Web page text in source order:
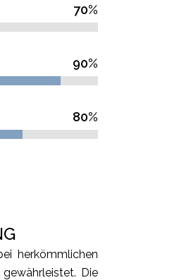
70%
90%
80%
herkömmlichen
Die